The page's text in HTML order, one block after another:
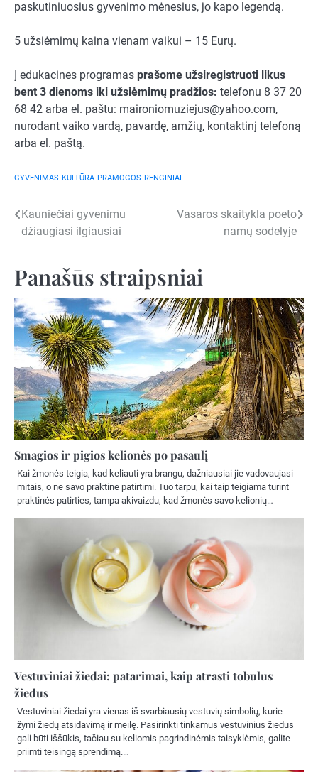
paskutiniuosius gyvenimo mėnesius, jo kapo legendą.
5 užsiėmimų kaina vienam vaikui – 15 Eurų.
Į edukacines programas prašome užsiregistruoti likus
bent 3 dienoms iki užsiėmimų pradžios: telefonu 8 37 20
68 42 arba el. paštu: maironiomuziejus@yahoo.com,
nurodant vaiko vardą, pavardę, amžių, kontaktinį telefoną
arba el. paštą.
GYVENIMAS KULTŪRA PRAMOGOS RENGINIAI
Navigacija
įrašų
Kauniečiai gyvenimu
džiaugiasi ilgiausiai
Vasaros skaitykla poeto
namų sodelyje
Panašūs straipsniai
Smagios ir pigios kelionės po pasaulį
Kai žmonės teigia, kad keliauti yra brangu, dažniausiai jie vadovaujasi
mitais, o ne savo praktine patirtimi. Tuo tarpu, kai taip teigiama turint
praktinės patirties, tampa akivaizdu, kad žmonės savo kelionių…
Vestuviniai žiedai: patarimai, kaip atrasti tobulus
žiedus
Vestuviniai žiedai yra vienas iš svarbiausių vestuvių simbolių, kurie
žymi žiedų atsidavimą ir meilę. Pasirinkti tinkamus vestuvinius žiedus
gali būti iššūkis, tačiau su keliomis pagrindinėmis taisyklėmis, galite
priimti teisingą sprendimą.…